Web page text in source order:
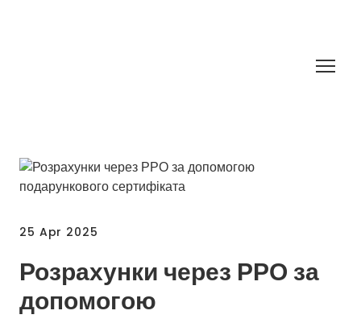
25 Apr 2025
Розрахунки через РРО за
допомогою